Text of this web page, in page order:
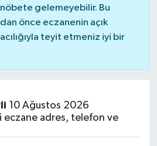
gelemeyebilir. Bu
önce eczanenin açık
teyit etmeniz iyi bir
10 Ağustos 2026
eczane adres, telefon ve